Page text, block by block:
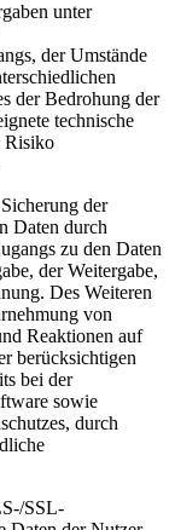
unter
der Umstände
der Bedrohung der
technische
Risiko
der
Daten durch
zu den Daten
der Weitergabe,
Des Weiteren
von
Reaktionen auf
berücksichtigen
bei der
sowie
durch
SSL-